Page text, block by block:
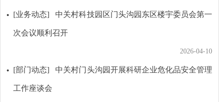
[业务动态] 中关村科技园区门头沟园东区楼宇委员会第一
次会议顺利召开
2026-04-10
[部门动态] 中关村门头沟园开展科研企业危化品安全管理
工作座谈会